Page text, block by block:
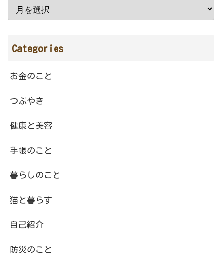
Categories
お金のこと
つぶやき
健康と美容
手帳のこと
暮らしのこと
猫と暮らす
自己紹介
防災のこと